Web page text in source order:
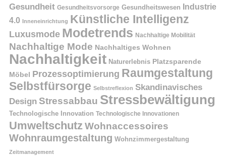
Gesundheit Gesundheitsvorsorge Gesundheitswesen Industrie
4.0 Inneneinrichtung Künstliche Intelligenz
Luxusmode Modetrends Nachhaltige Mobilität
Nachhaltige Mode Nachhaltiges Wohnen
Nachhaltigkeit Naturerlebnis Platzsparende
Möbel
Prozessoptimierung Raumgestaltung
Selbstfürsorge Selbstreflexion Skandinavisches
Design Stressabbau Stressbewältigung
Technologische Innovation Technologische Innovationen
Umweltschutz Wohnaccessoires
Wohnraumgestaltung Wohnzimmergestaltung
Zeitmanagement